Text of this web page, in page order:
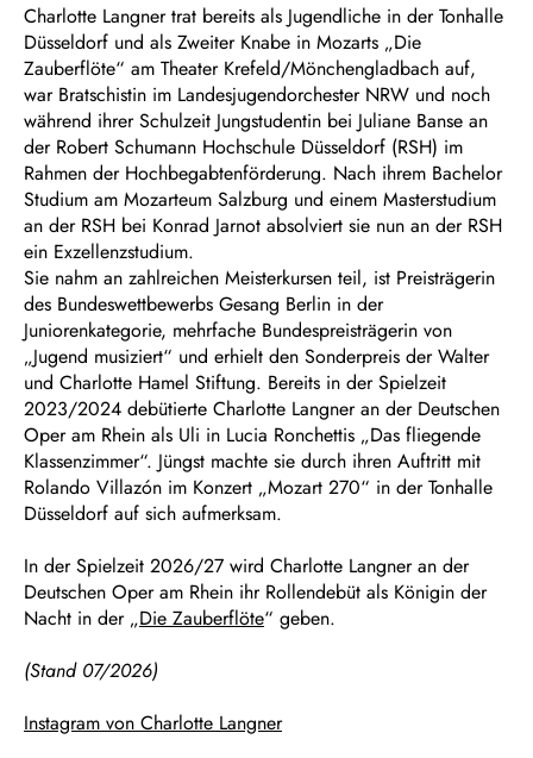
Charlotte Langner trat bereits als Jugendliche in der Tonhalle
Düsseldorf und als Zweiter Knabe in Mozarts „Die
Zauberflöte“ am Theater Krefeld/Mönchengladbach auf,
war Bratschistin im Landesjugendorchester NRW und noch
während ihrer Schulzeit Jungstudentin bei Juliane Banse an
der Robert Schumann Hochschule Düsseldorf (RSH) im
Rahmen der Hochbegabtenförderung. Nach ihrem Bachelor
Studium am Mozarteum Salzburg und einem Masterstudium
an der RSH bei Konrad Jarnot absolviert sie nun an der RSH
ein Exzellenzstudium.
Sie nahm an zahlreichen Meisterkursen teil, ist Preisträgerin
des Bundeswettbewerbs Gesang Berlin in der
Juniorenkategorie, mehrfache Bundespreisträgerin von
„Jugend musiziert“ und erhielt den Sonderpreis der Walter
und Charlotte Hamel Stiftung. Bereits in der Spielzeit
2023/2024 debütierte Charlotte Langner an der Deutschen
Oper am Rhein als Uli in Lucia Ronchettis „Das fliegende
Klassenzimmer“. Jüngst machte sie durch ihren Auftritt mit
Rolando Villazón im Konzert „Mozart 270“ in der Tonhalle
Düsseldorf auf sich aufmerksam.
In der Spielzeit 2026/27 wird Charlotte Langner an der
Deutschen Oper am Rhein ihr Rollendebüt als Königin der
Nacht in der „Die Zauberflöte“ geben.
(Stand 07/2026)
Instagram von Charlotte Langner